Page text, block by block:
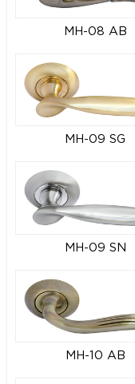
MH-08 AB
MH-09 SG
MH-09 SN
MH-10 AB